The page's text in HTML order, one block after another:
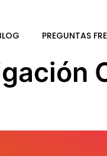
PREGUNTAS